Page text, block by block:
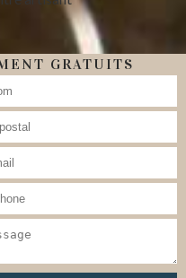
GRATUITS